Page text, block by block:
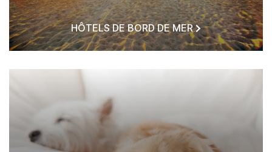
HÔTELS DE BORD DE MER